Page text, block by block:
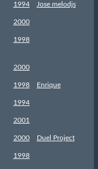
1994 Jose melodjs
2000
1998
2000
1998 Enrique
1994
2001
2000 Duel Project
1998